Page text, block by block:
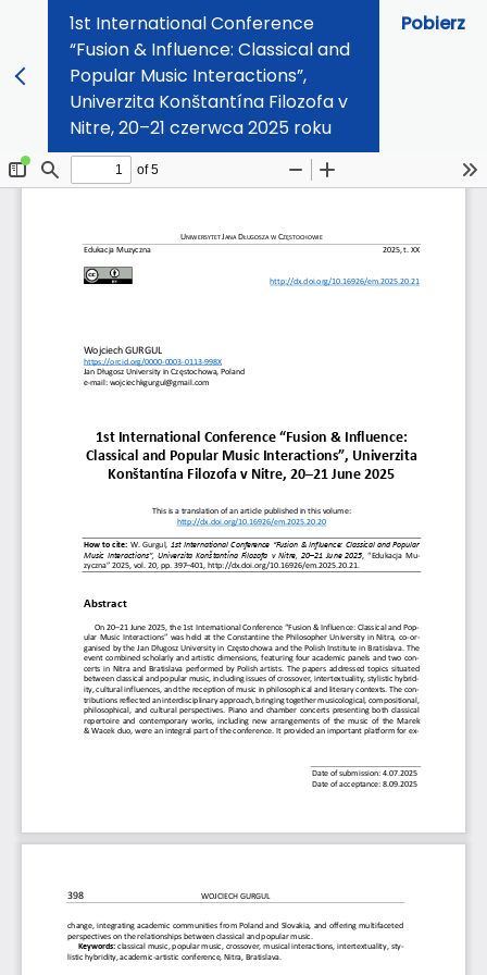
1st International Conference
“Fusion & Influence: Classical and
Popular Music Interactions”,
Univerzita Konštantína Filozofa v
Nitre, 20–21 czerwca 2025 roku
Pobierz